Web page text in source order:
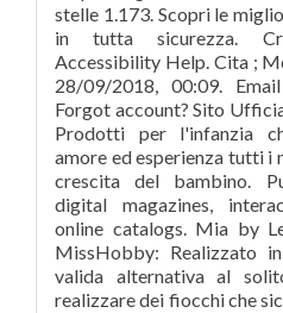
stelle 1.173. Scopri le
in tutta sicurezza.
Accessibility Help. Cita ;
28/09/2018, 00:09.
Forgot account? Sito
Prodotti per l'infanzia
amore ed esperienza tutti
crescita del bambino.
digital magazines,
online catalogs. Mia by
MissHobby: Realizzato
valida alternativa al
realizzare dei fiocchi che